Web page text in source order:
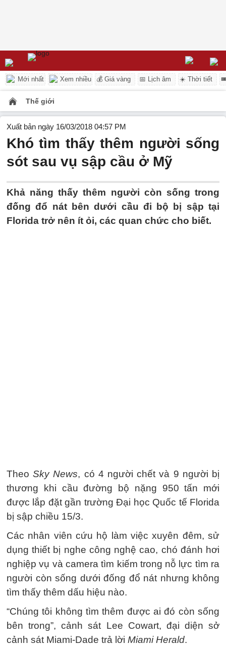
Mới nhất Xem nhiều 💰 Giá vàng 📅 Lịch âm ☀️ Thời tiết
Thế giới
Xuất bản ngày 16/03/2018 04:57 PM
Khó tìm thấy thêm người sống
sót sau vụ sập cầu ở Mỹ
Khả năng thấy thêm người còn sống trong
đống đổ nát bên dưới cầu đi bộ bị sập tại
Florida trở nên ít ỏi, các quan chức cho biết.
TheoSky News, có 4 người chết và 9 người bị
thương khi cầu đường bộ nặng 950 tấn mới
được lắp đặt gần trường Đại học Quốc tế Florida
bị sập chiều 15/3.
Các nhân viên cứu hộ làm việc xuyên đêm, sử
dụng thiết bị nghe công nghệ cao, chó đánh hơi
nghiệp vụ và camera tìm kiếm trong nỗ lực tìm ra
người còn sống dưới đống đổ nát nhưng không
tìm thấy thêm dấu hiệu nào.
“Chúng tôi không tìm thêm được ai đó còn sống
bên trong”, cảnh sát Lee Cowart, đại diện sở
cảnh sát Miami-Dade trả lời Miami Herald.